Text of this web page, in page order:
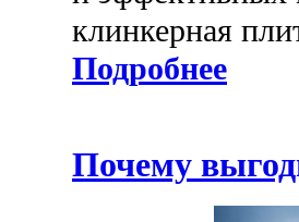
клинкерная
Подробнее
Почему